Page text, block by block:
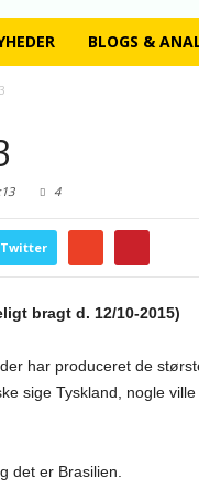
BLOGS &
4
Twitter
bragt d. 12/10-2015)
har produceret de
sige Tyskland, nogle
det er Brasilien.